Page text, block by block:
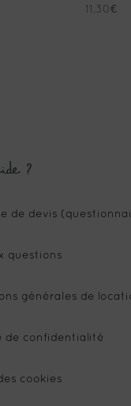
11.30€
?
de devis
questions
générales de
confidentialité
cookies